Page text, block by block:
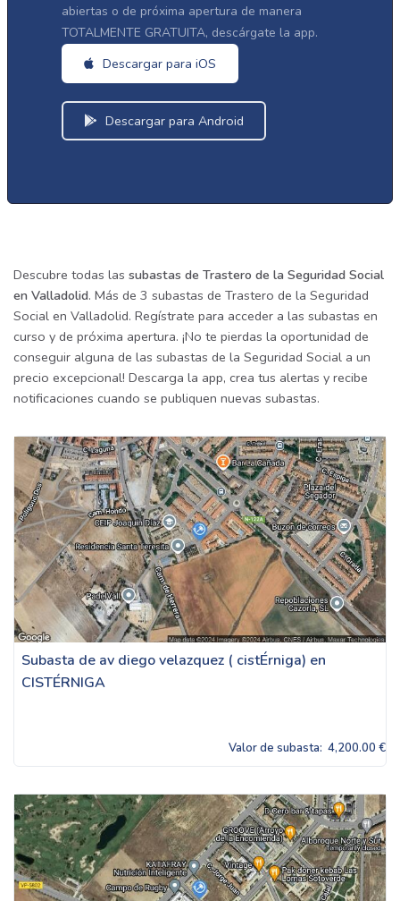
abiertas o de próxima apertura de manera
TOTALMENTE GRATUITA, descárgate la app.
Descargar para iOS
Descargar para Android
Descubre todas las subastas de Trastero de la Seguridad Social
en Valladolid. Más de 3 subastas de Trastero de la Seguridad
Social en Valladolid. Regístrate para acceder a las subastas en
curso y de próxima apertura. ¡No te pierdas la oportunidad de
conseguir alguna de las subastas de la Seguridad Social a un
precio excepcional! Descarga la app, crea tus alertas y recibe
notificaciones cuando se publiquen nuevas subastas.
Subasta de av diego velazquez ( cistÉrniga) en
CISTÉRNIGA
Valor de subasta: 4,200.00 €